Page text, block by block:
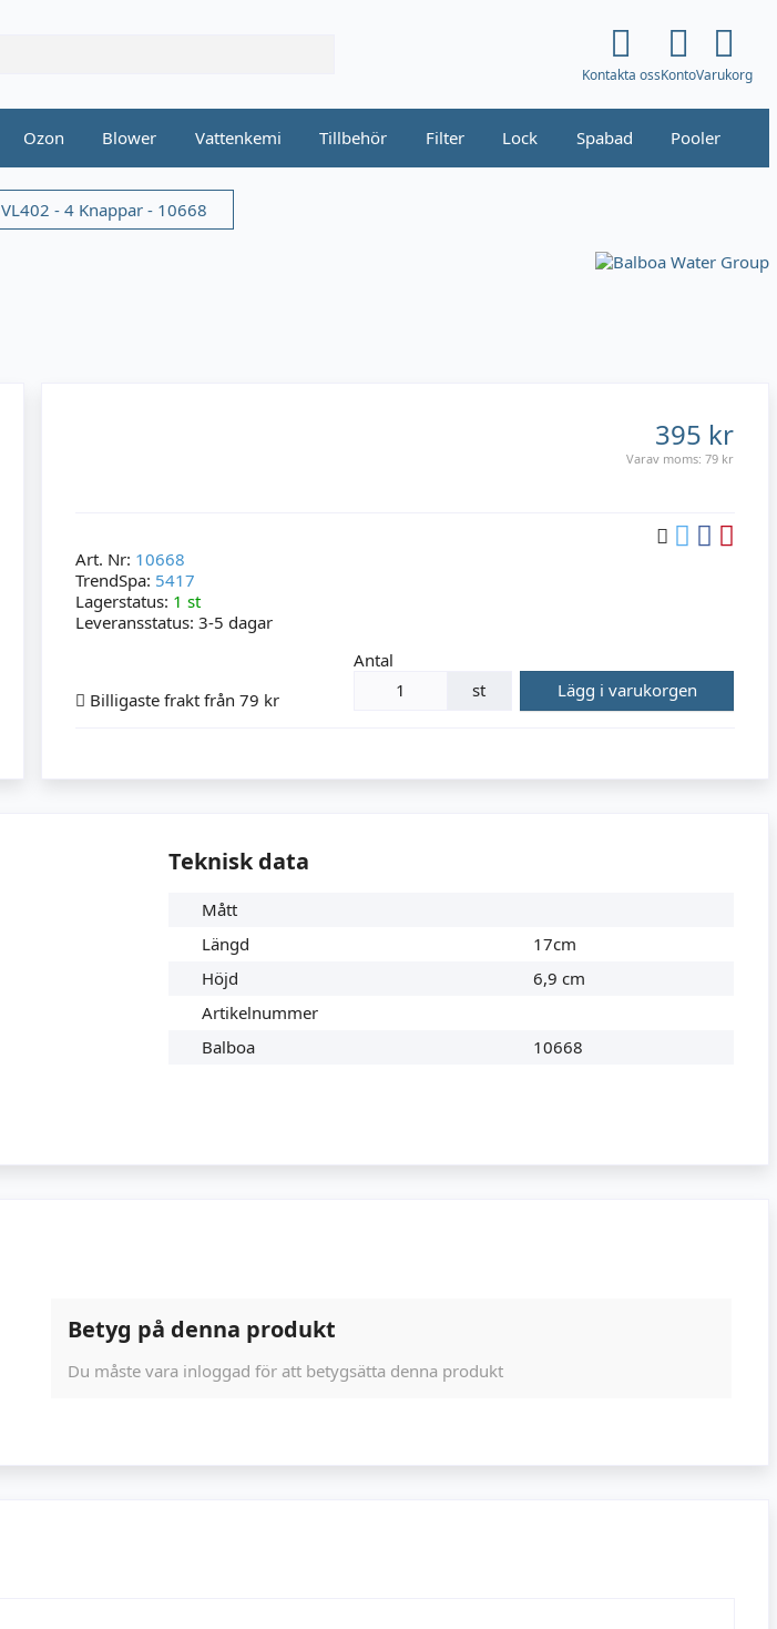
Kontakta ossKontoVarukorg
Ozon Blower Vattenkemi Tillbehör Filter Lock Spabad Pooler
VL402 - 4 Knappar - 10668
395 kr
Varav moms:79 kr
Art. Nr: 10668
TrendSpa: 5417
Lagerstatus: 1 st
Leveransstatus: 3-5 dagar
Billigaste frakt från 79 kr
Antal
st
Lägg i varukorgen
Teknisk data
Mått
Längd
17cm
Höjd
6,9 cm
Artikelnummer
Balboa
10668
Betyg på denna produkt
Du måste vara inloggad för att betygsätta denna produkt